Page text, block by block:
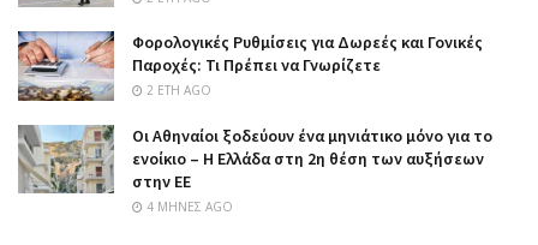
Φορολογικές Ρυθμίσεις για Δωρεές και Γονικές
Παροχές: Τι Πρέπει να Γνωρίζετε
2 ΈΤΗ AGO
Οι Αθηναίοι ξοδεύουν ένα μηνιάτικο μόνο για το
ενοίκιο – Η Ελλάδα στη 2η θέση των αυξήσεων
στην ΕΕ
4 ΜΉΝΕΣ AGO